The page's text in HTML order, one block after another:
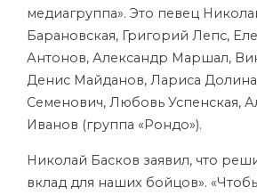
медиагруппа». Это певец
Барановская, Григорий Лепс,
Антонов, Александр Маршал,
Денис Майданов, Лариса
Семенович, Любовь Успенская,
Иванов (группа «Рондо»).
Николай Басков заявил, что
вклад для наших бойцов».